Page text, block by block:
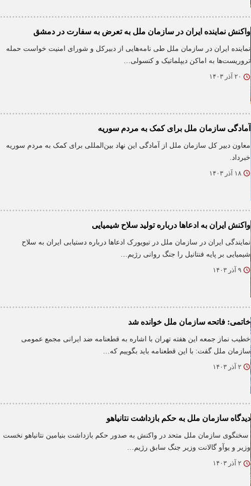
واکنش نماینده ایران در سازمان ملل به تعرض به سفارت در دمشق
نماینده ایران در سازمان ملل طی نامه‌هایی از دبیرکل و شورای امنیت خواست حمله
تروریست‌ها به اماکن دیپلماتیک و کنسولی…
۲۰ آذر ۱۴۰۳
آمادگی سازمان ملل برای کمک به مردم سوریه
معاون دبیر کل سازمان ملل از آمادگی این نهاد بین‌المللی برای کمک به مردم سوریه
خبرداد.
۱۸ آذر ۱۴۰۳
واکنش ایران به ادعاها درباره تولید سلاح شیمیایی
نمایندگی ایران در سازمان ملل در نیویورک ادعاها درباره دستیابی ایران به سلاح
شیمیایی بر پایه فنتانیل را جنگ روانی رژیم…
۹ آذر ۱۴۰۳
خاتمی: فاتحه سازمان ملل خوانده شد
خطیب نماز جمعه این هفته تهران با اشاره به قطعنامه ضد ایرانی مجمع عمومی
سازمان ملل گفت: با این قطعنامه باید بگوییم که…
۲ آذر ۱۴۰۳
دیدگاه سازمان ملل به حکم بازداشت نتانیاهو
​ سخنگوی سازمان ملل متحد در واکنش به صدور حکم بازداشت بنیامین نتانیاهو نخست
وزیر و یوآو گالانت وزیر جنگ سابق رژیم…
۲ آذر ۱۴۰۳